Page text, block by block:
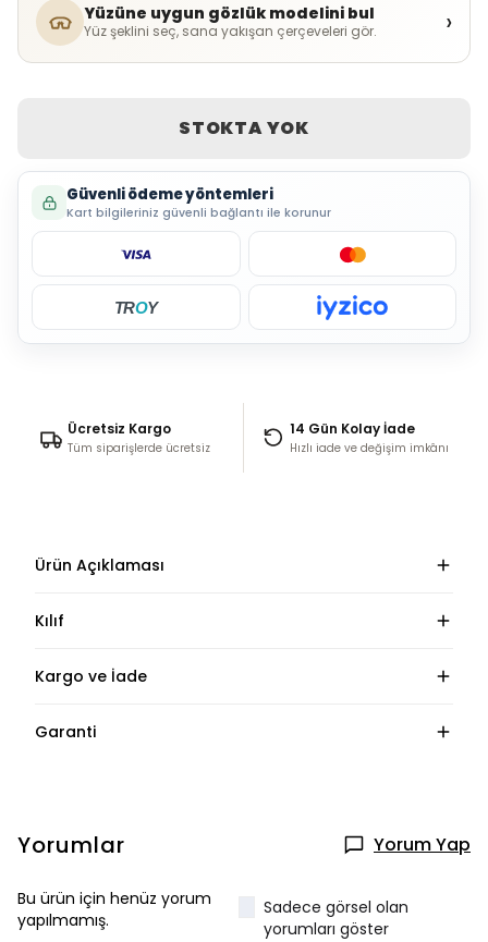
Yüzüne uygun gözlük modelini bul
Yüz şeklini seç, sana yakışan çerçeveleri gör. ›
STOKTA YOK
Güvenli ödeme yöntemleri
Kart bilgileriniz güvenli bağlantı ile korunur
TROY
Ücretsiz Kargo
Tüm siparişlerde ücretsiz
14 Gün Kolay İade
Hızlı iade ve değişim imkânı
Ürün Açıklaması
Kılıf
Kargo ve İade
Garanti
Yorumlar Yorum Yap
Bu ürün için henüz yorum
yapılmamış.
Sadece görsel olan
yorumları göster